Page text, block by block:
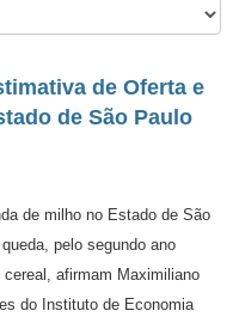
de Oferta e
de São Paulo
de milho no Estado de São
pelo segundo ano
afirmam Maximiliano
do Instituto de Economia